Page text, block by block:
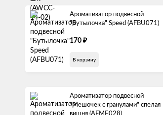
Ароматизатор подвесной
"Бутылочка" Speed (AFBU071)
170 ₽
В корзину
Ароматизатор подвесной
"Мешочек с гранулами" спелая